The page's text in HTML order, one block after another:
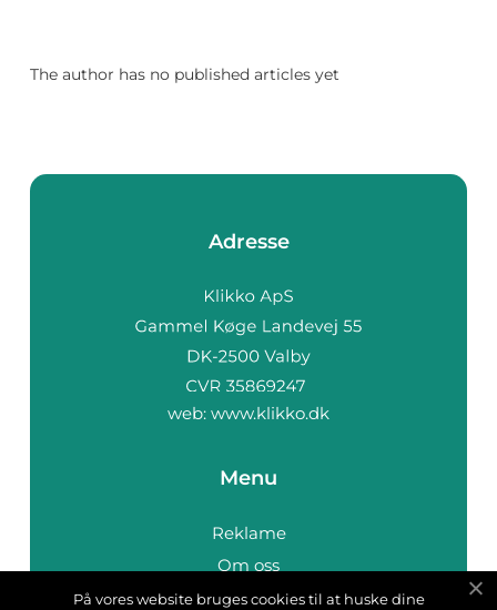
The author has no published articles yet
Adresse
web: www.klikko.dk
Menu
Reklame
Om oss
Cookies
På vores website bruges cookies til at huske dine